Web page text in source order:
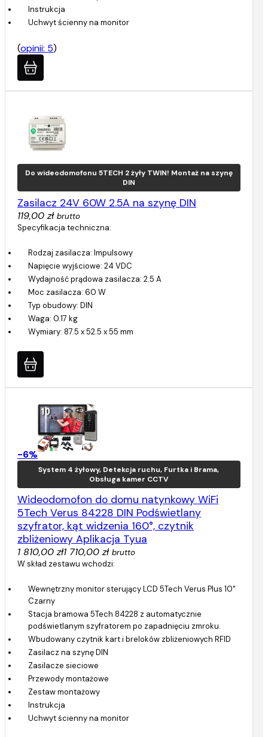
Instrukcja
Uchwyt ścienny na monitor
(opinii: 5)
Do wideodomofonu 5TECH 2 żyły TWIN! Montaż na szynę
DIN
Zasilacz 24V 60W 2.5A na szynę DIN
119,00 zł brutto
Specyfikacja techniczna:
Rodzaj zasilacza: Impulsowy
Napięcie wyjściowe: 24 VDC
Wydajność prądowa zasilacza: 2.5 A
Moc zasilacza: 60 W
Typ obudowy: DIN
Waga: 0.17 kg
Wymiary: 87.5 x 52.5 x 55 mm
-6%
System 4 żyłowy, Detekcja ruchu, Furtka i Brama,
Obsługa kamer CCTV
Wideodomofon do domu natynkowy WiFi
5Tech Verus 84228 DIN Podświetlany
szyfrator, kąt widzenia 160°, czytnik
zbliżeniowy Aplikacja Tyua
1 810,00 zł1 710,00 zł brutto
W skład zestawu wchodzi:
Wewnętrzny monitor sterujący LCD 5Tech Verus Plus 10"
Czarny
Stacja bramowa 5Tech 84228 z automatycznie
podświetlanym szyfratorem po zapadnięciu zmroku.
Wbudowany czytnik kart i breloków zbliżeniowych RFID
Zasilacz na szynę DIN
Zasilacze sieciowe
Przewody montażowe
Zestaw montażowy
Instrukcja
Uchwyt ścienny na monitor